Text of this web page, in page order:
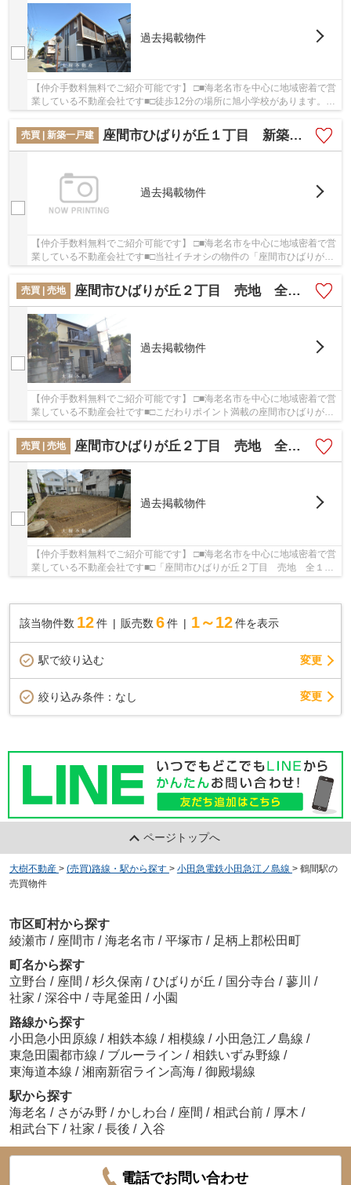
過去掲載物件
【仲介手数料無料でご紹介可能です】 □■海老名市を中心に地域密着で営
業している不動産会社です■□徒歩12分の場所に旭小学校があります。吹
売買 | 新築一戸建
座間市ひばりが丘１丁目 新築戸建て 全１棟【仲介手数料無料】
過去掲載物件
【仲介手数料無料でご紹介可能です】 □■海老名市を中心に地域密着で営
業している不動産会社です■□当社イチオシの物件の「座間市ひばりが丘
売買 | 売地
座間市ひばりが丘２丁目 売地 全１区画【仲介手数料無料】
過去掲載物件
【仲介手数料無料でご紹介可能です】 □■海老名市を中心に地域密着で営
業している不動産会社です■□こだわりポイント満載の座間市ひばりが丘
２丁目 売地 全１区画【仲介手数料無料】。...
売買 | 売地
座間市ひばりが丘２丁目 売地 全１区画【仲介手数料無料】
過去掲載物件
【仲介手数料無料でご紹介可能です】 □■海老名市を中心に地域密着で営
業している不動産会社です■□「座間市ひばりが丘２丁目 売地 全１区
画【仲介手数料無料】」のここがイチオシ。歩...
該当物件数 12件 販売数 6 件 1～12 件を表示
駅で絞り込む 変更
絞り込み条件： なし 変更
ページトップへ
大樹不動産 > (売買)路線・駅から探す > 小田急電鉄小田急江ノ島線 > 鶴間駅の
売買物件
市区町村から探す
綾瀬市 / 座間市 / 海老名市 / 平塚市 / 足柄上郡松田町
町名から探す
立野台 / 座間 / 杉久保南 / ひばりが丘 / 国分寺台 / 蓼川 /
社家 / 深谷中 / 寺尾釜田 / 小園
路線から探す
小田急小田原線 / 相鉄本線 / 相模線 / 小田急江ノ島線 /
東急田園都市線 / ブルーライン / 相鉄いずみ野線 /
東海道本線 / 湘南新宿ライン高海 / 御殿場線
駅から探す
海老名 / さがみ野 / かしわ台 / 座間 / 相武台前 / 厚木 /
相武台下 / 社家 / 長後 / 入谷
電話でお問い合わせ